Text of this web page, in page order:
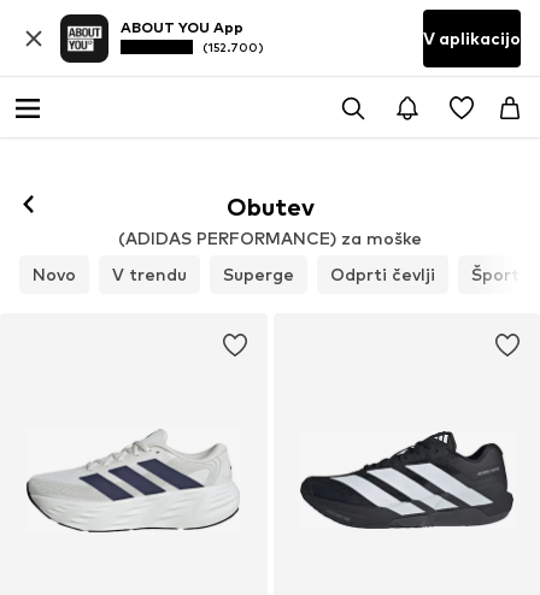
ABOUT YOU App
(152.700) V aplikacijo
Obutev
(ADIDAS PERFORMANCE) za moške
Novo
V trendu Superge Odprti čevlji Športni